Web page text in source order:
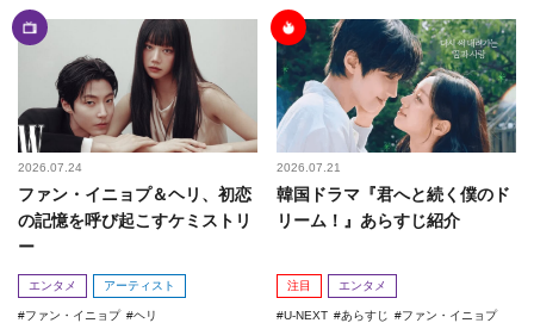
2026.07.24
ファン・イニョプ＆ヘリ、初恋
の記憶を呼び起こすケミストリ
ー
エンタメ アーティスト
ファン・イニョプ
ヘリ
2026.07.21
韓国ドラマ『君へと続く僕のド
リーム！』あらすじ紹介
注目 エンタメ
U-NEXT あらすじ
ファン・イニョプ